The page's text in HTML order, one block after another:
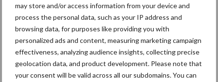
may store and/or access information from your device and
process the personal data, such as your IP address and
browsing data, for purposes like providing you with
personalized ads and content, measuring marketing campaign
effectiveness, analyzing audience insights, collecting precise
geolocation data, and product development. Please note that
your consent will be valid across all our subdomains. You can
Toon meer